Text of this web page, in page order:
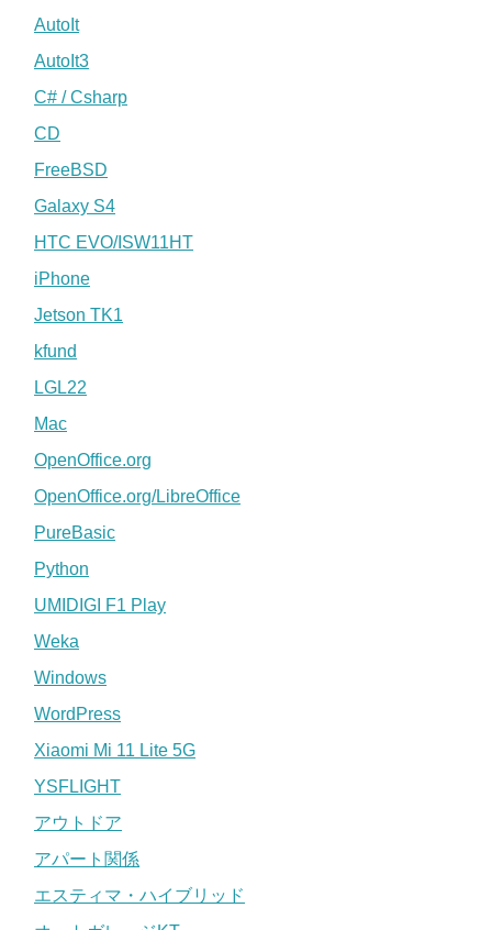
AutoIt
AutoIt3
C# / Csharp
CD
FreeBSD
Galaxy S4
HTC EVO/ISW11HT
iPhone
Jetson TK1
kfund
LGL22
Mac
OpenOffice.org
OpenOffice.org/LibreOffice
PureBasic
Python
UMIDIGI F1 Play
Weka
Windows
WordPress
Xiaomi Mi 11 Lite 5G
YSFLIGHT
アウトドア
アパート関係
エスティマ・ハイブリッド